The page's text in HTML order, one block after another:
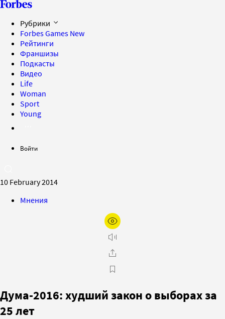
Рубрики
Forbes Games New
Рейтинги
Франшизы
Подкасты
Видео
Life
Woman
Sport
Young
Войти
10 February 2014
Мнения
Дума-2016: худший закон о выборах за
25 лет